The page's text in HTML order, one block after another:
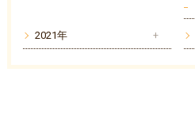
2021年